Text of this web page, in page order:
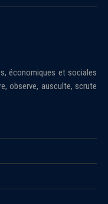
économiques et sociales
observe, ausculte, scrute